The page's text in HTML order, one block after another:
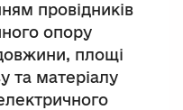
провідників
опору
площі
та матеріалу